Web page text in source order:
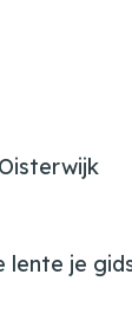
je